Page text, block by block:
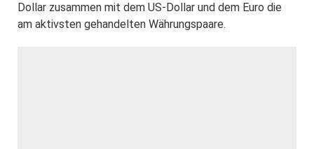
Dollar zusammen mit dem US-Dollar und dem Euro die
am aktivsten gehandelten Währungspaare.